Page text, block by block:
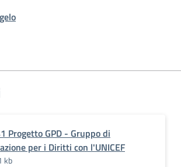
Progetto GPD - Gruppo di
per i Diritti con l'UNICEF
kb